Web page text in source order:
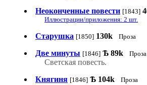
Неоконченные повести [1843]
Иллюстрации/приложения: 2 шт.
Старушка [1850] 130k Проза
Две минуты [1846] Ѣ 89k Проза
Светская повесть.
Княгиня [1846] Ѣ 104k Проза